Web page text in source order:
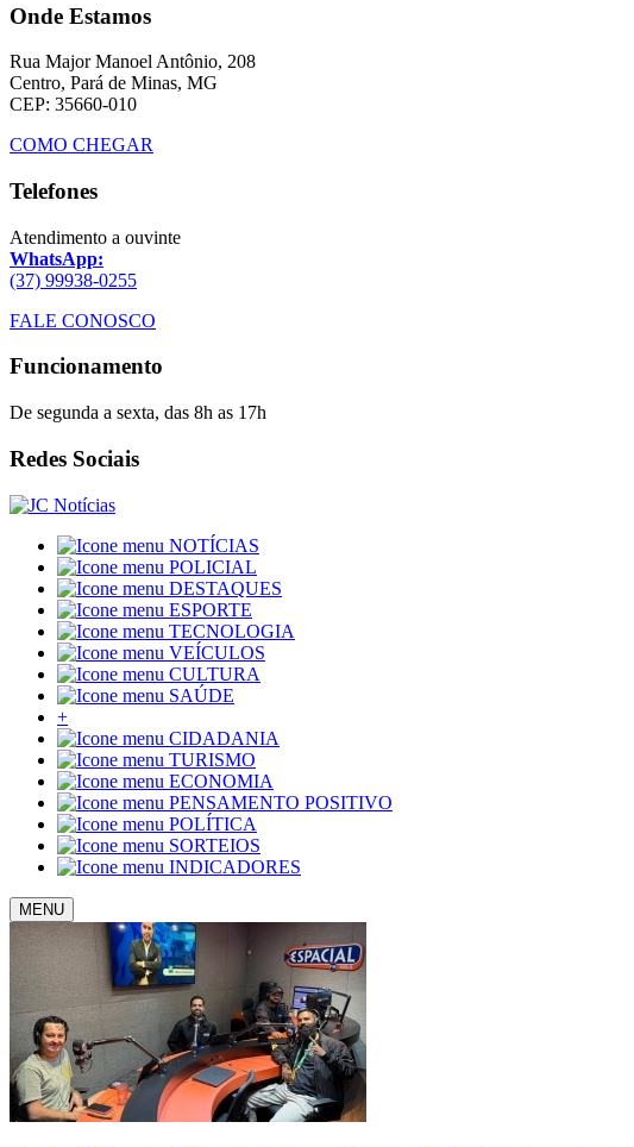
Onde Estamos
Rua Major Manoel Antônio, 208
Centro, Pará de Minas, MG
CEP: 35660-010
COMO CHEGAR
Telefones
Atendimento a ouvinte
WhatsApp:
(37) 99938-0255
FALE CONOSCO
Funcionamento
De segunda a sexta, das 8h as 17h
Redes Sociais
NOTÍCIAS
POLICIAL
DESTAQUES
ESPORTE
TECNOLOGIA
VEÍCULOS
CULTURA
SAÚDE
+
CIDADANIA
TURISMO
ECONOMIA
PENSAMENTO POSITIVO
POLÍTICA
SORTEIOS
INDICADORES
MENU